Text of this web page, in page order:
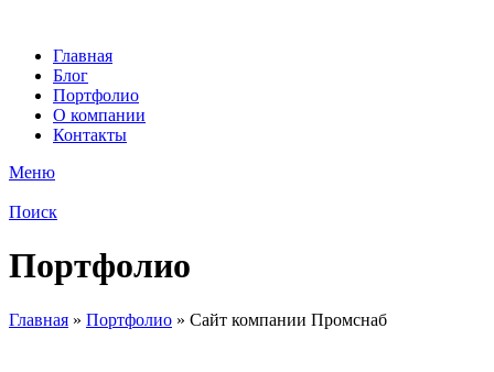
Главная
Блог
Портфолио
О компании
Контакты
Меню
Поиск
Портфолио
Главная » Портфолио » Сайт компании Промснаб